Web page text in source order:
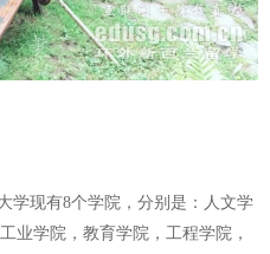
现有8个学院，分别是：人文学
业学院，教育学院，工程学院，